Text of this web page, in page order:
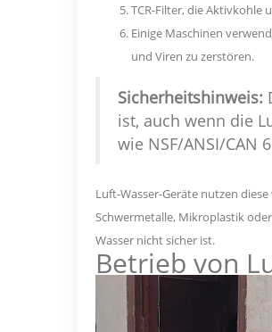
TCR-Filter, die Aktivkohle
Einige Maschinen
und Viren zu zerstören.
Sicherheitshinweis:
ist, auch wenn die
wie NSF/ANSI/CAN
Luft-Wasser-Geräte nutzen
Schwermetalle, Mikroplastik
Wasser nicht sicher ist.
Betrieb von